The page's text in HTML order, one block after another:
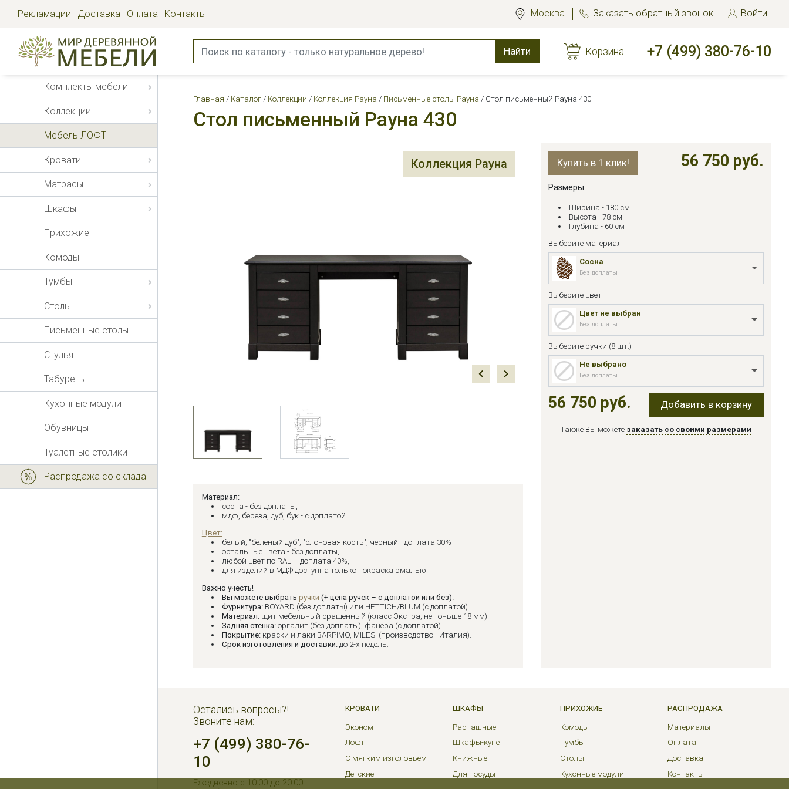
Рекламации Доставка Оплата Контакты Москва Заказать обратный звонок Войти
Найти Корзина +7 (499) 380-76-10
Комплекты мебели
Коллекции
Мебель ЛОФТ
Кровати
Матрасы
Шкафы
Прихожие
Комоды
Тумбы
Столы
Письменные столы
Стулья
Табуреты
Кухонные модули
Обувницы
Туалетные столики
Распродажа со склада
Главная Каталог Коллекции Коллекция Рауна Письменные столы Рауна Стол письменный Рауна 430
Стол письменный Рауна 430
Коллекция Рауна
Материал:
сосна - без доплаты,
мдф, береза, дуб, бук - с доплатой.
Цвет:
белый, "беленый дуб", "слоновая кость", черный - доплата 30%
остальные цвета - без доплаты,
любой цвет по RAL – доплата 40%,
для изделий в МДФ доступна только покраска эмалью.
Важно учесть!
Вы можете выбратьручки (+ цена ручек – с доплатой или без).
Фурнитура: BOYARD (без доплаты) или HETTICH/BLUM (с доплатой).
Материал: щит мебельный сращенный (класс Экстра, не тоньше 18 мм).
Задняя стенка: оргалит (без доплаты), фанера (с доплатой).
Покрытие: краски и лаки BARPIMO, MILESI (производство - Италия).
Срок изготовления и доставки: до 2-х недель.
Купить в 1 клик! 56 750 руб.
Размеры:
Ширина - 180 см
Высота - 78 см
Глубина - 60 см
Выберите материал
Сосна
Без доплаты
Выберите цвет
Цвет не выбран
Без доплаты
Выберите ручки (8 шт.)
Не выбрано
Без доплаты
56 750 руб. Добавить в корзину
Также Вы можете заказать со своими размерами
Остались вопросы?!
Звоните нам:
+7 (499) 380-76-
10
Ежедневно с 10:00 до 20:00
КРОВАТИ
Эконом
Лофт
С мягким изголовьем
Детские
ШКАФЫ
Распашные
Шкафы-купе
Книжные
Для посуды
ПРИХОЖИЕ
Комоды
Тумбы
Столы
Кухонные модули
РАСПРОДАЖА
Материалы
Оплата
Доставка
Контакты